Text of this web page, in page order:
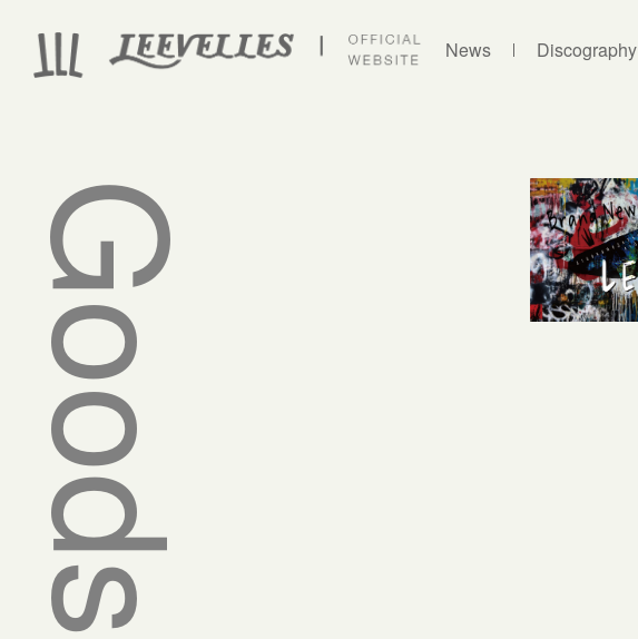
News Discography
Goods